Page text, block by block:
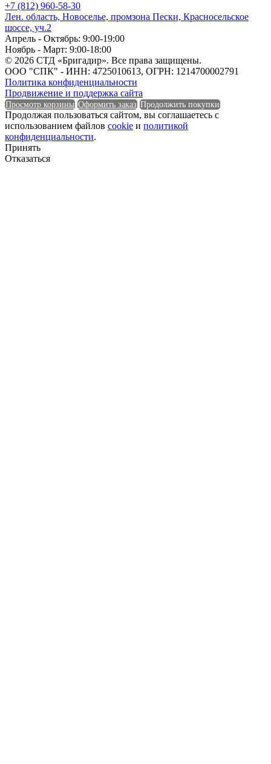
Единица измерения
Форма
Форма
Группа горючести
+7 (812) 960-58-30
Лен. область, Новоселье, промзона Пески, Красносельское
шоссе, уч.2
Апрель - Октябрь: 9:00-19:00
Ноябрь - Март: 9:00-18:00
© 2026 СТД «Бригадир». Все права защищены.
ООО "СПК" - ИНН: 4725010613, ОГРН: 1214700002791
Политика конфиденциальности
Продвижение и поддержка сайта
Просмотр корзины Оформить заказ Продолжить покупки
Продолжая пользоваться сайтом, вы соглашаетесь с
использованием файлов cookie и политикой
конфиденциальности.
Принять
Отказаться